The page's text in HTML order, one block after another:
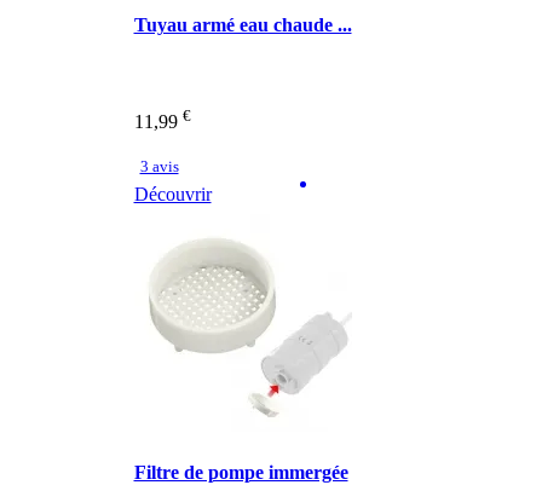
Tuyau armé eau chaude ...
11,99 €
3 avis
Découvrir
Filtre de pompe immergée